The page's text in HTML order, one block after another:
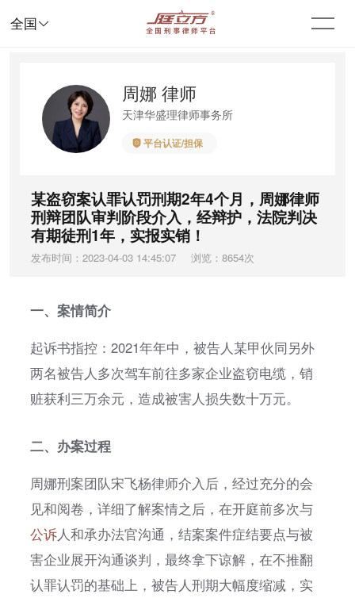
全国 
周娜 律师
天津华盛理律师事务所
 平台认证/担保
某盗窃案认罪认罚刑期2年4个月，周娜律师
刑辩团队审判阶段介入，经辩护，法院判决
有期徒刑1年，实报实销！
发布时间：2023-04-03 14:45:07 浏览：8654次
一、案情简介
起诉书指控：2021年年中，被告人某甲伙同另外
两名被告人多次驾车前往多家企业盗窃电缆，销
赃获利三万余元，造成被害人损失数十万元。
二、办案过程
周娜刑案团队宋飞杨律师介入后，经过充分的会
见和阅卷，详细了解案情之后，在开庭前多次与
公诉人和承办法官沟通，结案案件症结要点与被
害企业展开沟通谈判，最终拿下谅解，在不推翻
认罪认罚的基础上，被告人刑期大幅度缩减，实